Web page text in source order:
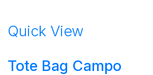
Quick View
Tote Bag Campo